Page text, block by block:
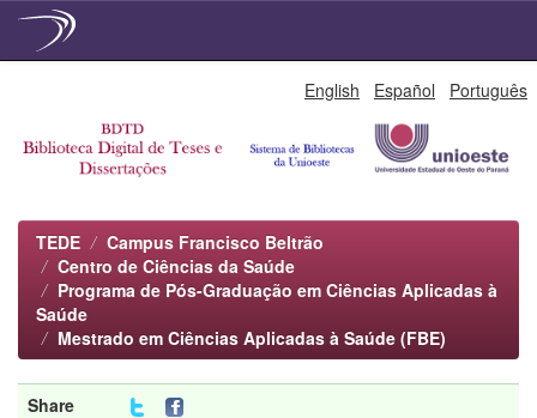
English Español Português
TEDE
Campus Francisco Beltrão
Centro de Ciências da Saúde
Programa de Pós-Graduação em Ciências Aplicadas à
Saúde
Mestrado em Ciências Aplicadas à Saúde (FBE)
Share